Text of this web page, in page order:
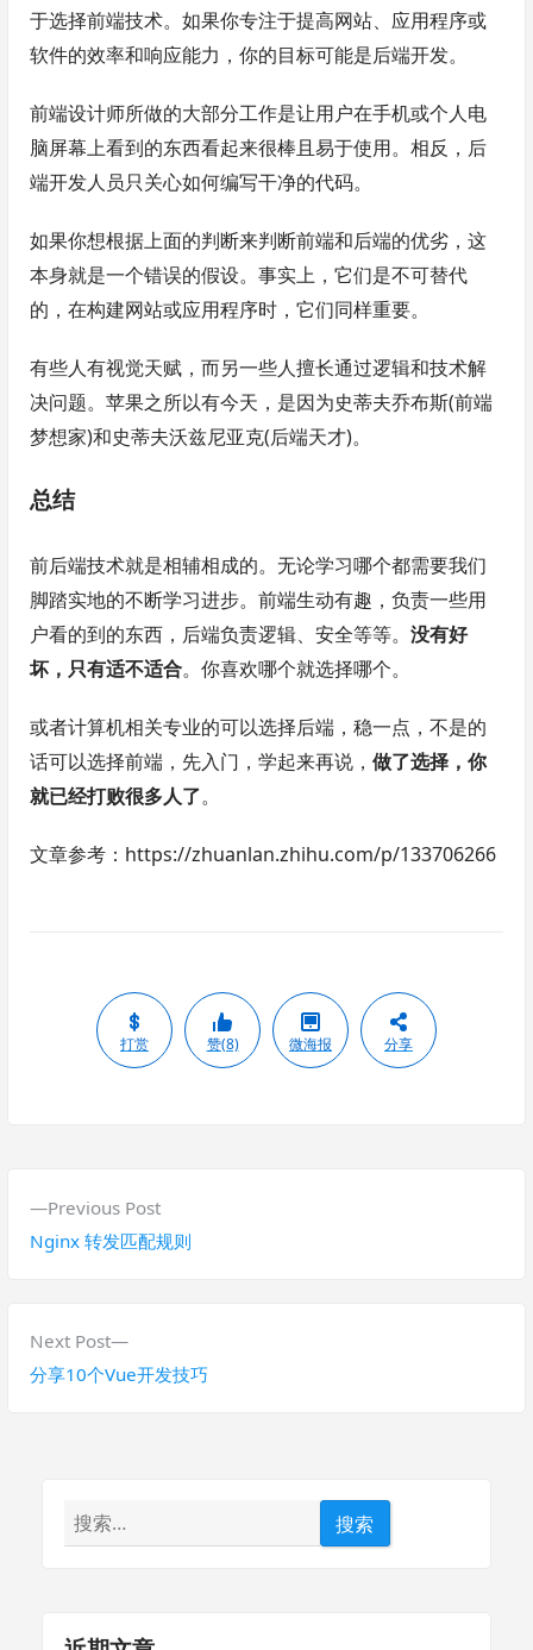
于选择前端技术。如果你专注于提高网站、应用程序或
软件的效率和响应能力，你的目标可能是后端开发。
前端设计师所做的大部分工作是让用户在手机或个人电
脑屏幕上看到的东西看起来很棒且易于使用。相反，后
端开发人员只关心如何编写干净的代码。
如果你想根据上面的判断来判断前端和后端的优劣，这
本身就是一个错误的假设。事实上，它们是不可替代
的，在构建网站或应用程序时，它们同样重要。
有些人有视觉天赋，而另一些人擅长通过逻辑和技术解
决问题。苹果之所以有今天，是因为史蒂夫乔布斯(前端
梦想家)和史蒂夫沃兹尼亚克(后端天才)。
总结
前后端技术就是相辅相成的。无论学习哪个都需要我们
脚踏实地的不断学习进步。前端生动有趣，负责一些用
户看的到的东西，后端负责逻辑、安全等等。 没有好
坏，只有适不适合。你喜欢哪个就选择哪个。
或者计算机相关专业的可以选择后端，稳一点，不是的
话可以选择前端，先入门，学起来再说， 做了选择，你
就已经打败很多人了。
文章参考：https://zhuanlan.zhihu.com/p/133706266
打赏 赞(8) 微海报 分享
章
Previous PostP
r
o
Nginx 转发匹配规则
Next Post
N
e
s
分享10个Vue开发技巧
搜
索：